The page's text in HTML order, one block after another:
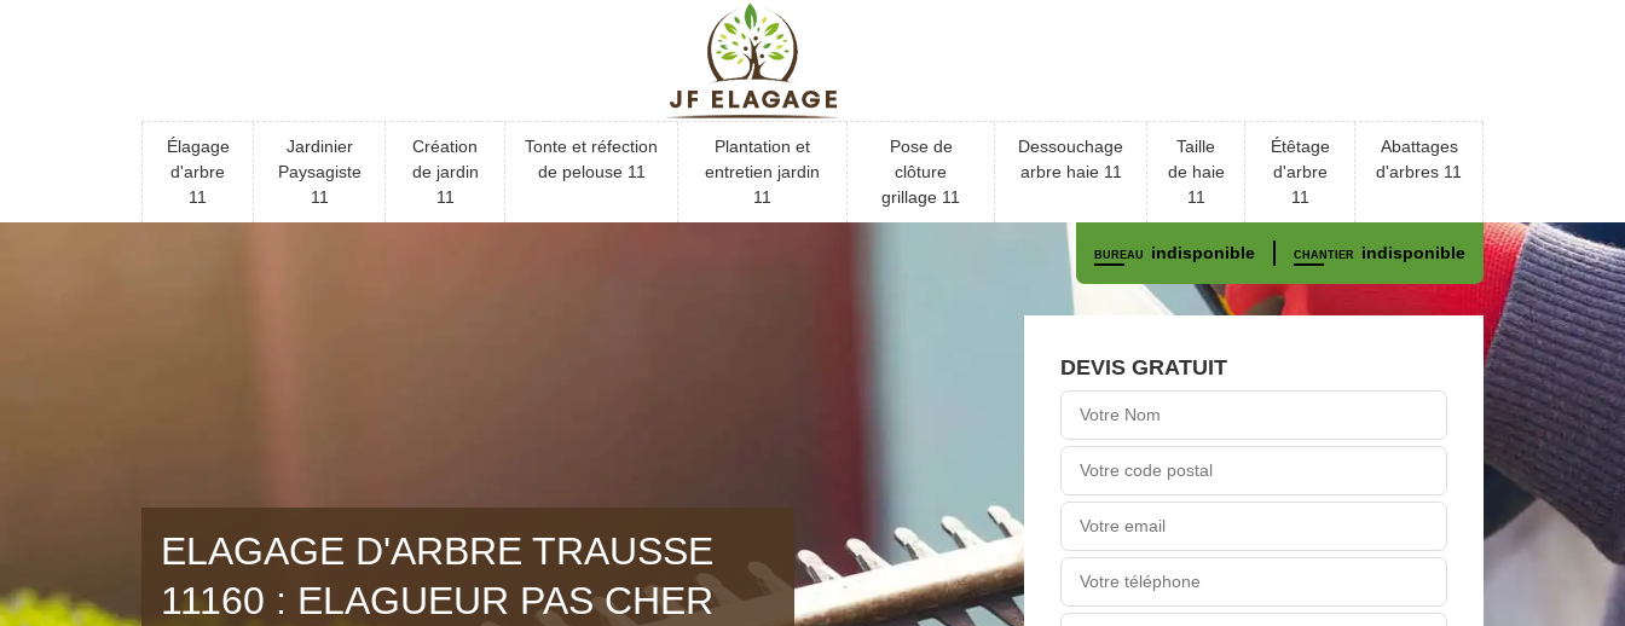
Élagage
d'arbre
11
Jardinier
Paysagiste
11
Création
de jardin
11
Tonte et réfection
de pelouse 11
Plantation et
entretien jardin
11
Pose de
clôture
grillage 11
Dessouchage
arbre haie 11
Taille
de haie
11
Étêtage
d'arbre
11
Abattages
d'arbres 11
BUREAU indisponible CHANTIER indisponible
ELAGAGE D'ARBRE TRAUSSE
11160 : ELAGUEUR PAS CHER
DEVIS GRATUIT